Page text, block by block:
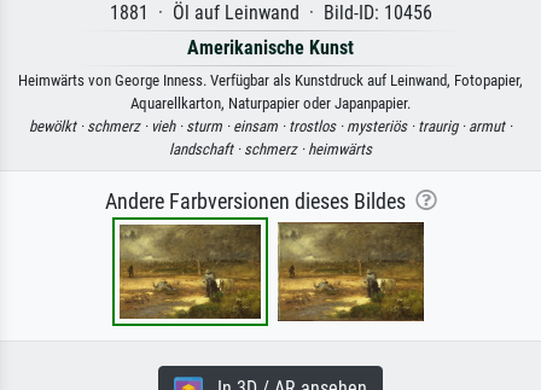
1881 · Öl auf Leinwand · Bild-ID: 10456
Amerikanische Kunst
Heimwärts von George Inness. Verfügbar als Kunstdruck auf Leinwand, Fotopapier,
Aquarellkarton, Naturpapier oder Japanpapier.
bewölkt · schmerz · vieh · sturm · einsam · trostlos · mysteriös · traurig · armut ·
landschaft · schmerz · heimwärts
Andere Farbversionen dieses Bildes